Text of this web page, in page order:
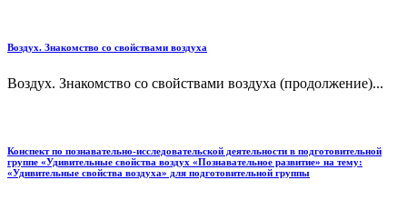
Воздух. Знакомство со свойствами воздуха
Воздух. Знакомство со свойствами воздуха (продолжение)...
Конспект по познавательно-исследовательской деятельности в подготовительной
группе «Удивительные свойства воздух «Познавательное развитие» на тему:
«Удивительные свойства воздуха» для подготовительной группы